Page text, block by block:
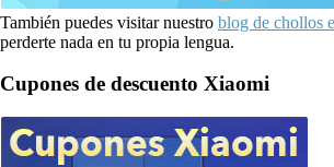
También puedes visitar nuestro blog de chollos
perderte nada en tu propia lengua.
Cupones de descuento Xiaomi